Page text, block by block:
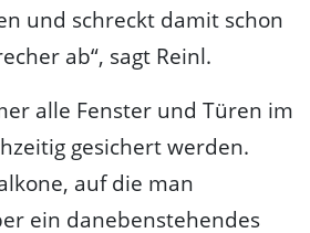
und schreckt damit schon
ab“, sagt Reinl.
alle Fenster und Türen im
gesichert werden.
auf die man
ein danebenstehendes